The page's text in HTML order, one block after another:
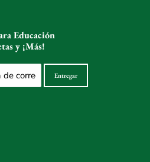
Educación
y ¡Más!
Entregar